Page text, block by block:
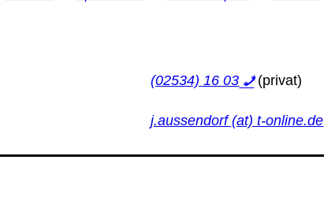
(02534) 16 03
j.aussendorf (at) t-online.de